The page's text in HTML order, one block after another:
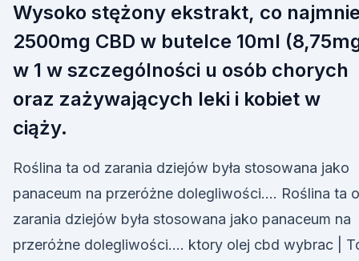
Wysoko stężony ekstrakt, co
2500mg CBD w butelce 10ml
w 1 w szczególności u osób chorych
oraz zażywających leki i kobiet w
ciąży.
Roślina ta od zarania dziejów była stosowana jako
panaceum na przeróżne dolegliwości…. Roślina ta
zarania dziejów była stosowana jako panaceum na
przeróżne dolegliwości…. ktory olej cbd wybrac |